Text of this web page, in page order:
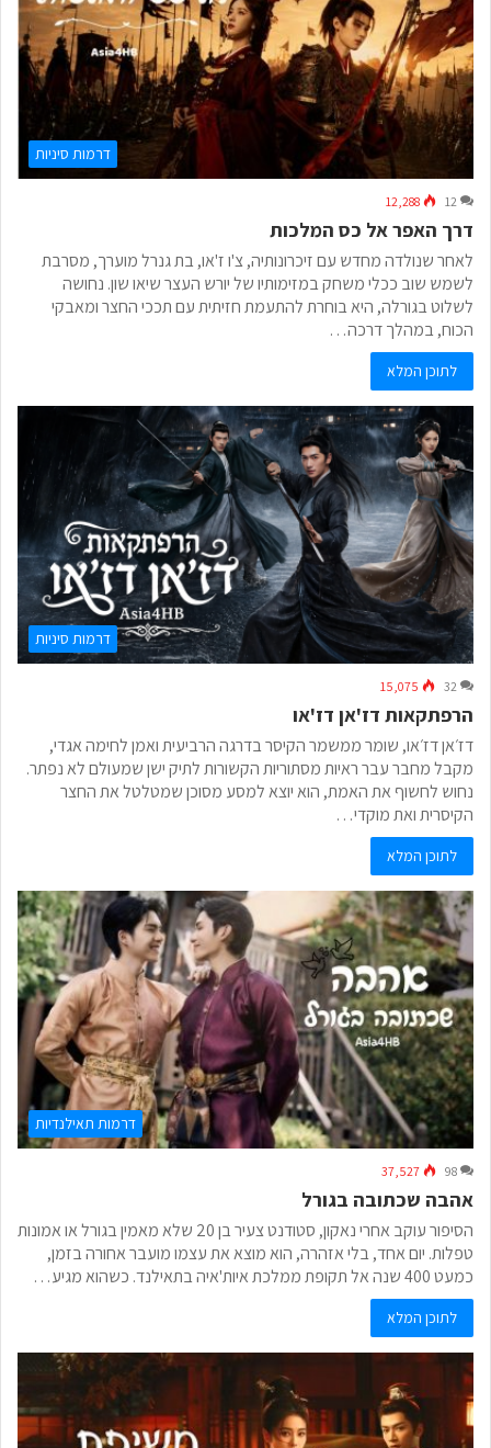
דרמות סיניות
12
12,288
דרך האפר אל כס המלכות
לאחר שנולדה מחדש עם זיכרונותיה, צ'ו ז'או, בת גנרל מוערך, מסרבת
לשמש שוב ככלי משחק במזימותיו של יורש העצר שיאו שון. נחושה
לשלוט בגורלה, היא בוחרת להתעמת חזיתית עם תככי החצר ומאבקי
הכוח, במהלך דרכה…
לתוכן המלא
דרמות סיניות
32
15,075
הרפתקאות דז'אן דז'או
דז׳אן דז׳או, שומר ממשמר הקיסר בדרגה הרביעית ואמן לחימה אגדי,
מקבל מחבר עבר ראיות מסתוריות הקשורות לתיק ישן שמעולם לא נפתר.
נחוש לחשוף את האמת, הוא יוצא למסע מסוכן שמטלטל את החצר
הקיסרית ואת מוקדי…
לתוכן המלא
דרמות תאילנדיות
98
37,527
אהבה שכתובה בגורל
הסיפור עוקב אחרי נאקון, סטודנט צעיר בן 20 שלא מאמין בגורל או אמונות
טפלות. יום אחד, בלי אזהרה, הוא מוצא את עצמו מועבר אחורה בזמן,
כמעט 400 שנה אל תקופת ממלכת איות'איה בתאילנד. כשהוא מגיע…
לתוכן המלא